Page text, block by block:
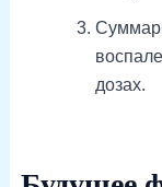
дозах.